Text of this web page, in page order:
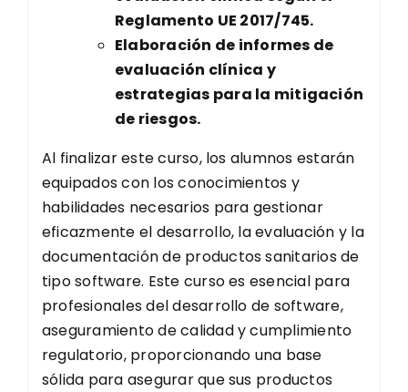
Reglamento UE 2017/745.
Elaboración de informes de
evaluación clínica y
estrategias para la mitigación
de riesgos.
Al finalizar este curso, los alumnos estarán
equipados con los conocimientos y
habilidades necesarios para gestionar
eficazmente el desarrollo, la evaluación y la
documentación de productos sanitarios de
tipo software. Este curso es esencial para
profesionales del desarrollo de software,
aseguramiento de calidad y cumplimiento
regulatorio, proporcionando una base
sólida para asegurar que sus productos